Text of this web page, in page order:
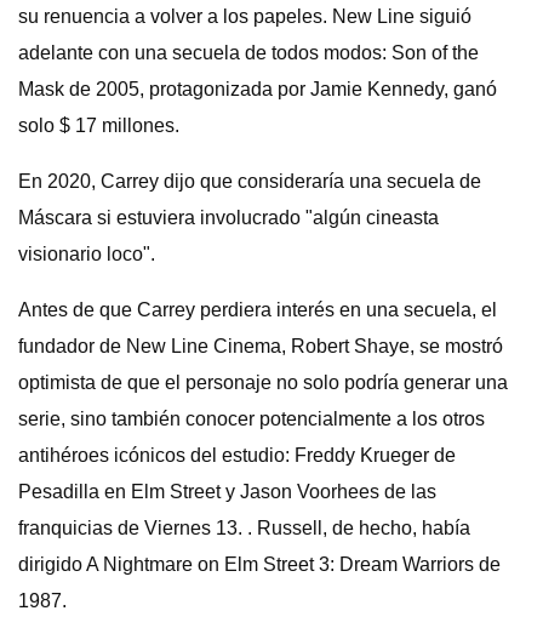
su renuencia a volver a los papeles. New Line siguió
adelante con una secuela de todos modos: Son of the
Mask de 2005, protagonizada por Jamie Kennedy, ganó
solo $ 17 millones.
En 2020, Carrey dijo que consideraría una secuela de
Máscara si estuviera involucrado "algún cineasta
visionario loco".
Antes de que Carrey perdiera interés en una secuela, el
fundador de New Line Cinema, Robert Shaye, se mostró
optimista de que el personaje no solo podría generar una
serie, sino también conocer potencialmente a los otros
antihéroes icónicos del estudio: Freddy Krueger de
Pesadilla en Elm Street y Jason Voorhees de las
franquicias de Viernes 13. . Russell, de hecho, había
dirigido A Nightmare on Elm Street 3: Dream Warriors de
1987.